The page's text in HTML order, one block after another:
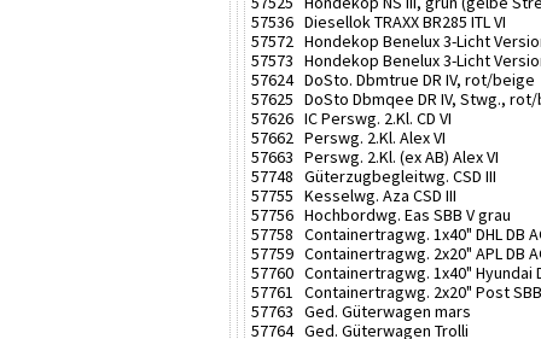
57536 Diesellok TRAXX BR285 ITL VI
57572 Hondekop Benelux 3-Licht
57573 Hondekop Benelux 3-Licht
57624 DoSto. Dbmtrue DR IV, rot/beige
57625 DoSto Dbmqee DR IV, Stwg.,
57626 IC Perswg. 2.Kl. CD VI
57662 Perswg. 2.Kl. Alex VI
57663 Perswg. 2.Kl. (ex AB) Alex VI
57748 Güterzugbegleitwg. CSD III
57755 Kesselwg. Aza CSD III
57756 Hochbordwg. Eas SBB V grau
57758 Containertragwg. 1x40" DHL DB
57759 Containertragwg. 2x20" APL DB
57760 Containertragwg. 1x40" Hyundai
57761 Containertragwg. 2x20" Post
57763 Ged. Güterwagen mars
57764 Ged. Güterwagen Trolli